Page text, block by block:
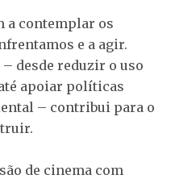
a contemplar os
e a agir.
– desde reduzir o uso
apoiar políticas
– contribui para o
de cinema com